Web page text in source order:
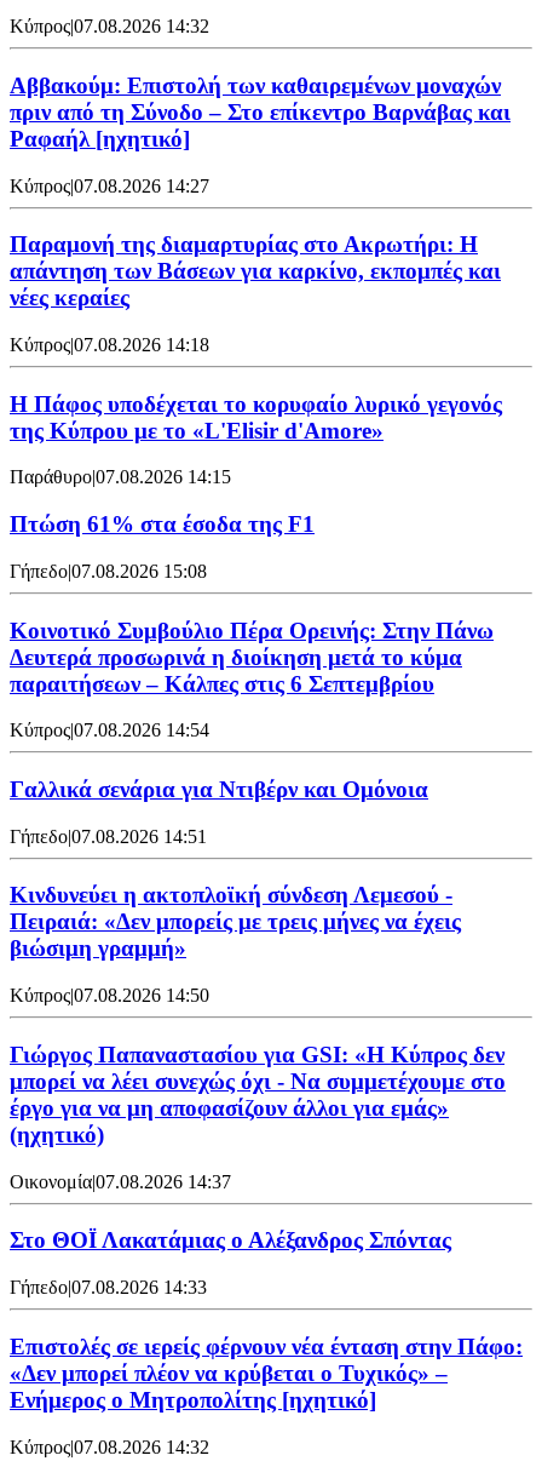
Κύπρος|07.08.2026 14:32
Αββακούμ: Επιστολή των καθαιρεμένων μοναχών
πριν από τη Σύνοδο – Στο επίκεντρο Βαρνάβας και
Ραφαήλ [ηχητικό]
Κύπρος|07.08.2026 14:27
Παραμονή της διαμαρτυρίας στο Ακρωτήρι: Η
απάντηση των Βάσεων για καρκίνο, εκπομπές και
νέες κεραίες
Κύπρος|07.08.2026 14:18
Η Πάφος υποδέχεται το κορυφαίο λυρικό γεγονός
της Κύπρου με το «L'Elisir d'Amore»
Παράθυρο|07.08.2026 14:15
Πτώση 61% στα έσοδα της F1
Γήπεδο|07.08.2026 15:08
Κοινοτικό Συμβούλιο Πέρα Ορεινής: Στην Πάνω
Δευτερά προσωρινά η διοίκηση μετά το κύμα
παραιτήσεων – Κάλπες στις 6 Σεπτεμβρίου
Κύπρος|07.08.2026 14:54
Γαλλικά σενάρια για Ντιβέρν και Ομόνοια
Γήπεδο|07.08.2026 14:51
Κινδυνεύει η ακτοπλοϊκή σύνδεση Λεμεσού -
Πειραιά: «Δεν μπορείς με τρεις μήνες να έχεις
βιώσιμη γραμμή»
Κύπρος|07.08.2026 14:50
Γιώργος Παπαναστασίου για GSI: «Η Κύπρος δεν
μπορεί να λέει συνεχώς όχι - Να συμμετέχουμε στο
έργο για να μη αποφασίζουν άλλοι για εμάς»
(ηχητικό)
Οικονομία|07.08.2026 14:37
Στο ΘΟΪ Λακατάμιας ο Αλέξανδρος Σπόντας
Γήπεδο|07.08.2026 14:33
Επιστολές σε ιερείς φέρνουν νέα ένταση στην Πάφο:
«Δεν μπορεί πλέον να κρύβεται ο Τυχικός» –
Ενήμερος ο Μητροπολίτης [ηχητικό]
Κύπρος|07.08.2026 14:32